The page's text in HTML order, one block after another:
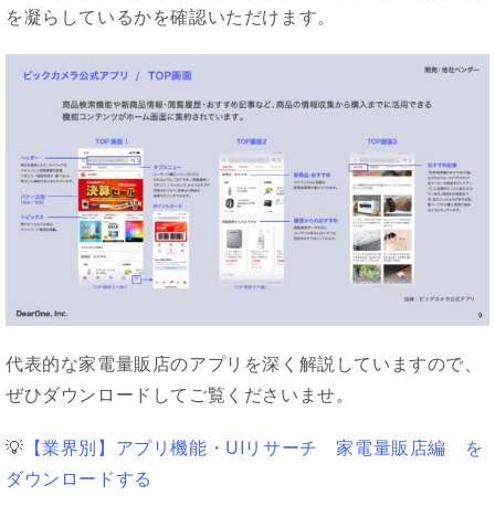
を凝らしているかを確認いただけます。
代表的な家電量販店のアプリを深く解説していますので、
ぜひダウンロードしてご覧くださいませ。
💡 【業界別】アプリ機能・UIリサーチ 家電量販店編 を
ダウンロードする